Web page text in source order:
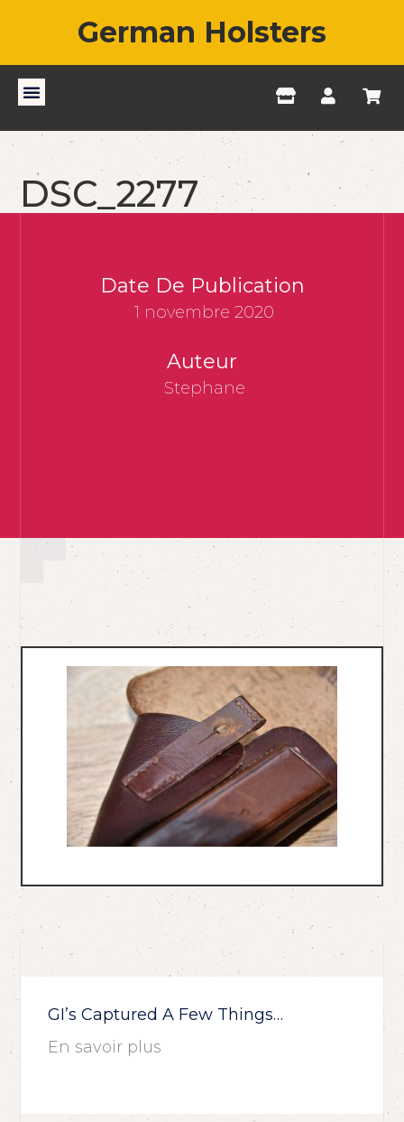
German Holsters
DSC_2277
Date De Publication
1 novembre 2020
Auteur
Stephane
GI’s Captured A Few Things…
En savoir plus